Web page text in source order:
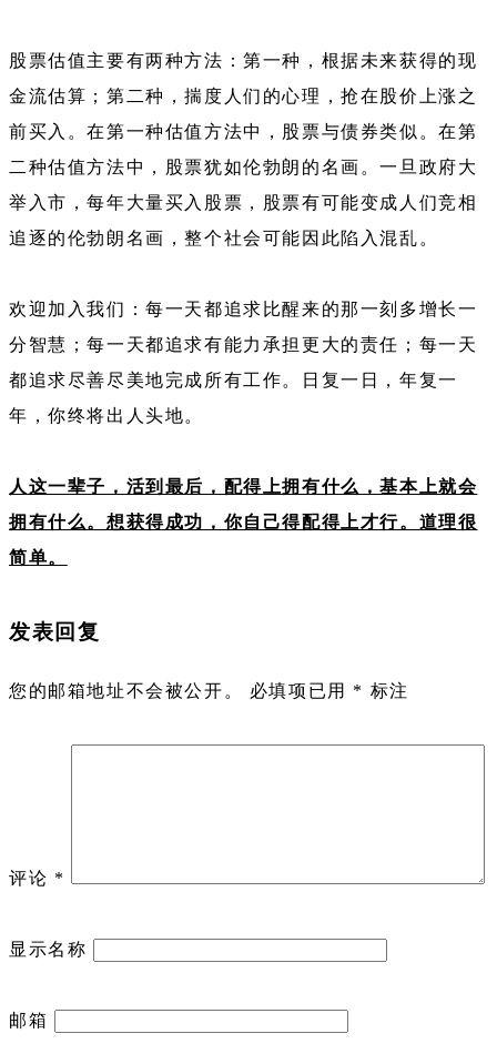
股票估值主要有两种方法：第一种，根据未来获得的现
金流估算；第二种，揣度人们的心理，抢在股价上涨之
前买入。在第一种估值方法中，股票与债券类似。在第
二种估值方法中，股票犹如伦勃朗的名画。一旦政府大
举入市，每年大量买入股票，股票有可能变成人们竞相
追逐的伦勃朗名画，整个社会可能因此陷入混乱。
欢迎加入我们：每一天都追求比醒来的那一刻多增长一
分智慧；每一天都追求有能力承担更大的责任；每一天
都追求尽善尽美地完成所有工作。日复一日，年复一
年，你终将出人头地。
人这一辈子，活到最后，配得上拥有什么，基本上就会
拥有什么。想获得成功，你自己得配得上才行。道理很
简单。
发表回复
您的邮箱地址不会被公开。 必填项已用 * 标注
评论 *
显示名称
邮箱